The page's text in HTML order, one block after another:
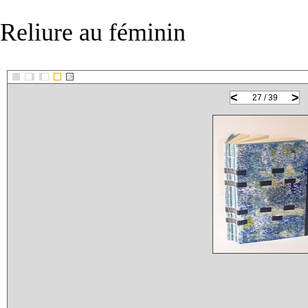
Reliure au féminin
::>
< >
27 / 39